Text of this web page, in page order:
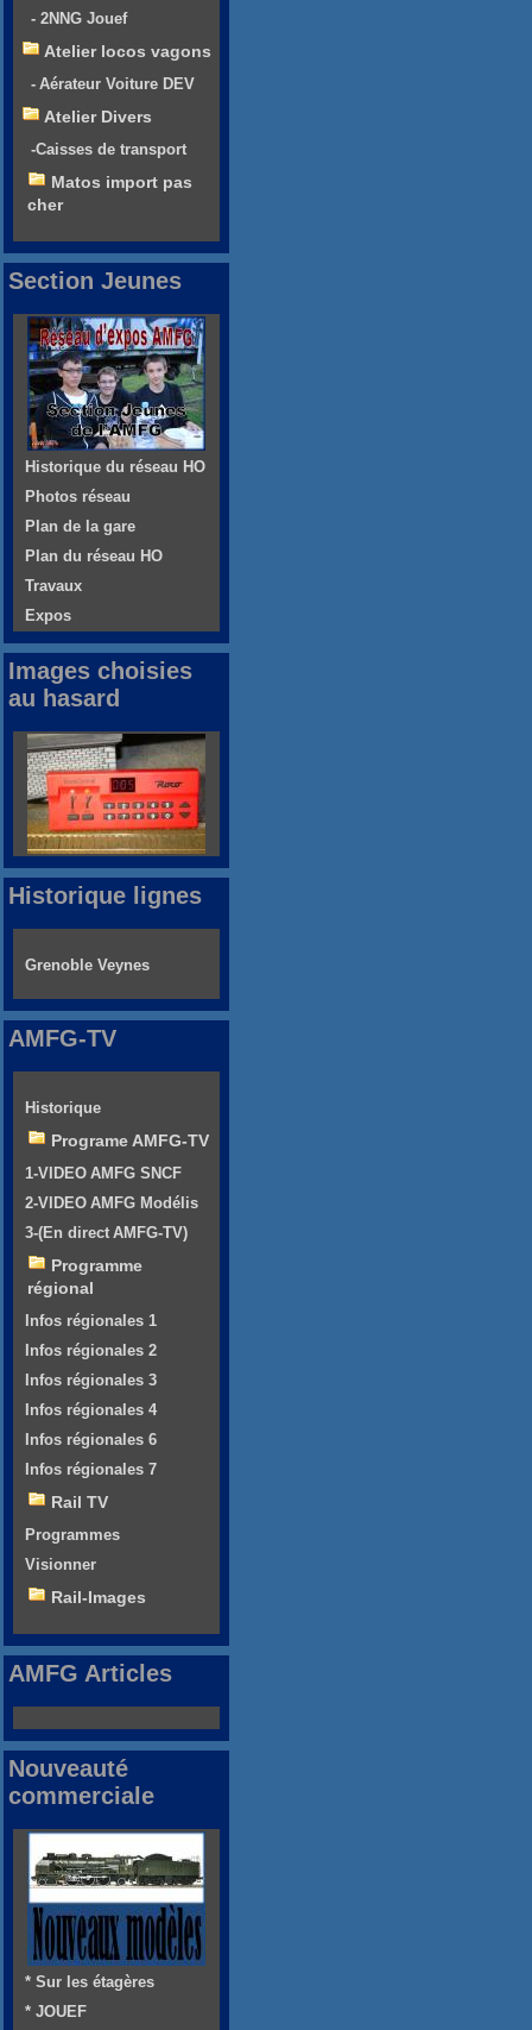
- 2NNG Jouef
Atelier locos vagons
- Aérateur Voiture DEV
Atelier Divers
-Caisses de transport
Matos import pas
cher
Section Jeunes
Historique du réseau HO
Photos réseau
Plan de la gare
Plan du réseau HO
Travaux
Expos
Images choisies
au hasard
Historique lignes
Grenoble Veynes
AMFG-TV
Historique
Programe AMFG-TV
1-VIDEO AMFG SNCF
2-VIDEO AMFG Modélis
3-(En direct AMFG-TV)
Programme
régional
Infos régionales 1
Infos régionales 2
Infos régionales 3
Infos régionales 4
Infos régionales 6
Infos régionales 7
Rail TV
Programmes
Visionner
Rail-Images
AMFG Articles
Nouveauté
commerciale
* Sur les étagères
* JOUEF